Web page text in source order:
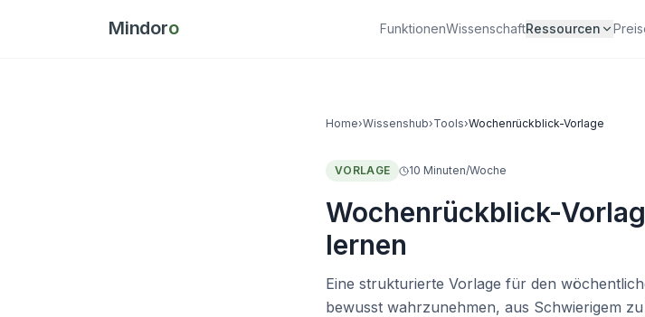
Mindoro FunktionenWissenschaftRessourcen
Home›Wissenshub›Tools›Wochenrückblick-Vorlage
VORLAGE 10 Minuten/Woche
Wochenrückblick-
lernen
Eine strukturierte Vorlage für den
bewusst wahrzunehmen, aus Schwierigem